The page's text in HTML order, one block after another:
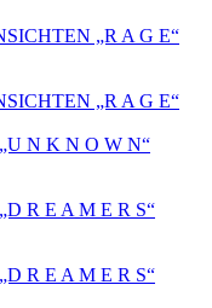
„R A G E“
„R A G E“
„U N K N O W N“
R E A M E R S“
R E A M E R S“